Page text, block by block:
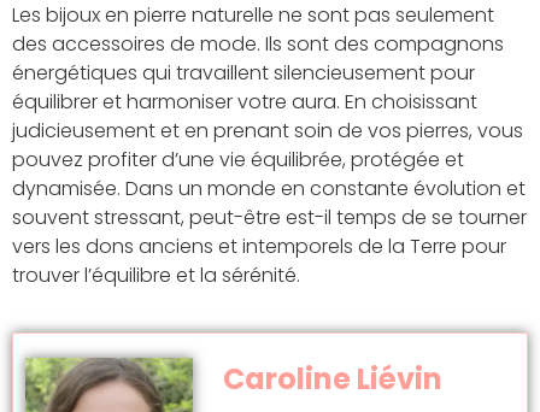
Les bijoux en pierre naturelle ne sont pas seulement
des accessoires de mode. Ils sont des compagnons
énergétiques qui travaillent silencieusement pour
équilibrer et harmoniser votre aura. En choisissant
judicieusement et en prenant soin de vos pierres, vous
pouvez profiter d’une vie équilibrée, protégée et
dynamisée. Dans un monde en constante évolution et
souvent stressant, peut-être est-il temps de se tourner
vers les dons anciens et intemporels de la Terre pour
trouver l’équilibre et la sérénité.
Caroline Liévin